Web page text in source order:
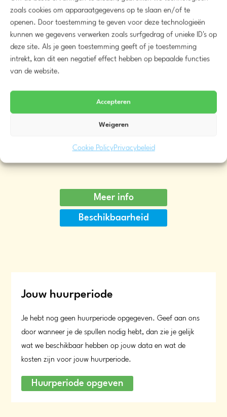
zoals cookies om apparaatgegevens op te slaan en/of te
openen. Door toestemming te geven voor deze technologieën
kunnen we gegevens verwerken zoals surfgedrag of unieke ID's op
deze site. Als je geen toestemming geeft of je toestemming
intrekt, kan dit een negatief effect hebben op bepaalde functies
van de website.
Accepteren
Weigeren
Cookie PolicyPrivacybeleid
Tiki bar middel met flessenrek
vanaf € 110,00
Meer info
Beschikbaarheid
Jouw huurperiode
Je hebt nog geen huurperiode opgegeven. Geef aan ons
door wanneer je de spullen nodig hebt, dan zie je gelijk
wat we beschikbaar hebben op jouw data en wat de
kosten zijn voor jouw huurperiode.
Huurperiode opgeven